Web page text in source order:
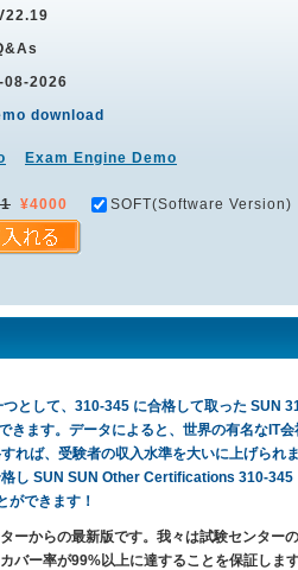
08-2026
download
Exam Engine Demo
¥4000 SOFT(Software Version)
として、310-345 に合格して取った SUN
きます。データによると、世界の有名なIT
れば、受験者の収入水準を大いに上げられ
し SUN SUN Other Certifications 310-
できます！
ーからの最新版です。我々は試験センター
バー率が99%以上に達することを保証しま